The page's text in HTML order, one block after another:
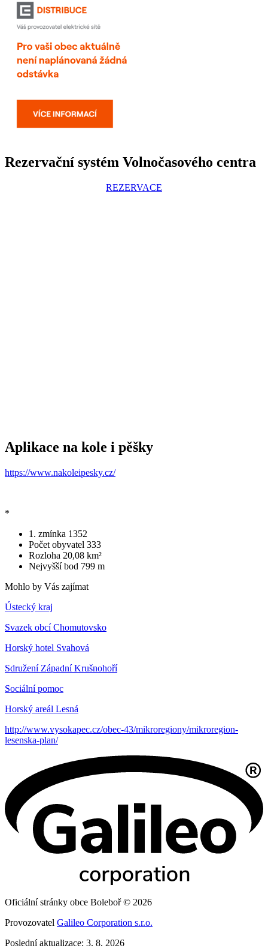
Rezervační systém Volnočasového centra
REZERVACE
Aplikace na kole i pěšky
https://www.nakoleipesky.cz/
*
1. zmínka 1352
Počet obyvatel 333
Rozloha 20,08 km²
Nejvyšší bod 799 m
Mohlo by Vás zajímat
Ústecký kraj
Svazek obcí Chomutovsko
Horský hotel Svahová
Sdružení Západní Krušnohoří
Sociální pomoc
Horský areál Lesná
http://www.vysokapec.cz/obec-43/mikroregiony/mikroregion-
lesenska-plan/
Oficiální stránky obce Boleboř © 2026
Provozovatel Galileo Corporation s.r.o.
Poslední aktualizace: 3. 8. 2026